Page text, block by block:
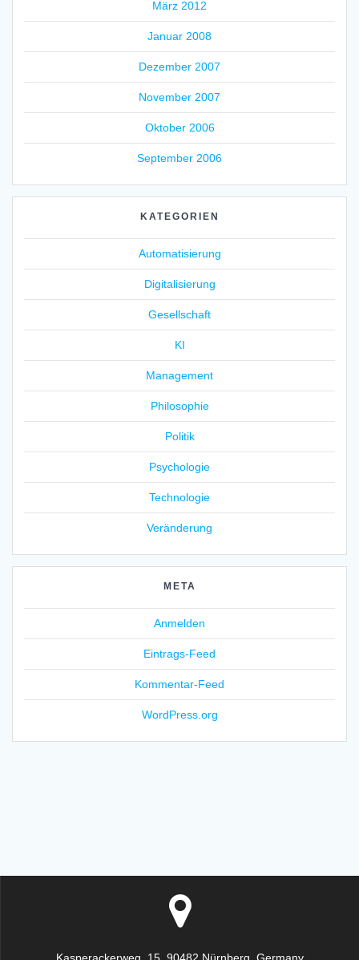
März 2012
Januar 2008
Dezember 2007
November 2007
Oktober 2006
September 2006
KATEGORIEN
Automatisierung
Digitalisierung
Gesellschaft
KI
Management
Philosophie
Politik
Psychologie
Technologie
Veränderung
META
Anmelden
Eintrags-Feed
Kommentar-Feed
WordPress.org